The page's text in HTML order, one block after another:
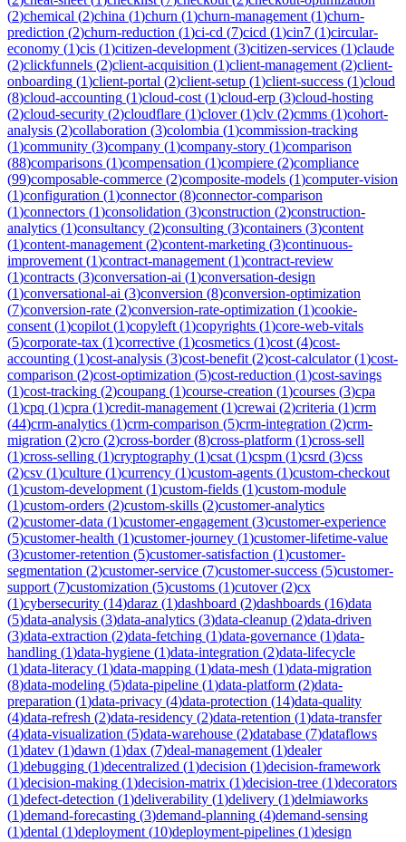
(2)chemical (2)china (1)churn (1)churn-management (1)churn-
prediction (2)churn-reduction (1)ci-cd (7)cicd (1)cin7 (1)circular-
economy (1)cis (1)citizen-development (3)citizen-services (1)claude
(2)clickfunnels (2)client-acquisition (1)client-management (2)client-
onboarding (1)client-portal (2)client-setup (1)client-success (1)cloud
(8)cloud-accounting (1)cloud-cost (1)cloud-erp (3)cloud-hosting
(2)cloud-security (2)cloudflare (1)clover(1)clv (2)cmms (1)cohort-
analysis (2)collaboration (3)colombia (1)commission-tracking
(1)community (3)company (1)company-story (1)comparison
(88)comparisons (1)compensation (1)compiere (2)compliance
(99)composable-commerce (2)composite-models (1)computer-vision
(1)configuration (1)connector(8)connector-comparison
(1)connectors (1)consolidation (3)construction (2)construction-
analytics (1)consultancy (2)consulting (3)containers (3)content
(1)content-management (2)content-marketing (3)continuous-
improvement (1)contract-management (1)contract-review
(1)contracts (3)conversation-ai (1)conversation-design
(1)conversational-ai (3)conversion (8)conversion-optimization
(7)conversion-rate (2)conversion-rate-optimization (1)cookie-
consent (1)copilot (1)copyleft (1)copyrights (1)core-web-vitals
(5)corporate-tax (1)corrective (1)cosmetics (1)cost (4)cost-
accounting (1)cost-analysis (3)cost-benefit (2)cost-calculator(1)cost-
comparison (2)cost-optimization (5)cost-reduction (1)cost-savings
(1)cost-tracking (2)coupang (1)course-creation (1)courses (3)cpa
(1)cpq (1)cpra (1)credit-management (1)crewai (2)criteria (1)crm
(44)crm-analytics (1)crm-comparison (5)crm-integration (2)crm-
migration (2)cro (2)cross-border(8)cross-platform (1)cross-sell
(1)cross-selling (1)cryptography (1)csat (1)cspm (1)csrd (3)css
(2)csv (1)culture (1)currency (1)custom-agents (1)custom-checkout
(1)custom-development (1)custom-fields (1)custom-module
(1)custom-orders (2)custom-skills (2)customer-analytics
(2)customer-data (1)customer-engagement (3)customer-experience
(5)customer-health (1)customer-journey (1)customer-lifetime-value
(3)customer-retention (5)customer-satisfaction (1)customer-
segmentation (2)customer-service (7)customer-success (5)customer-
support (7)customization (5)customs (1)cutover(2)cx
(1)cybersecurity (14)daraz (1)dashboard (2)dashboards (16)data
(5)data-analysis (3)data-analytics (3)data-cleanup (2)data-driven
(3)data-extraction (2)data-fetching (1)data-governance (1)data-
handling (1)data-hygiene (1)data-integration (2)data-lifecycle
(1)data-literacy (1)data-mapping (1)data-mesh (1)data-migration
(8)data-modeling (5)data-pipeline (1)data-platform (2)data-
preparation (1)data-privacy (4)data-protection (14)data-quality
(4)data-refresh (2)data-residency (2)data-retention (1)data-transfer
(4)data-visualization (5)data-warehouse (2)database (7)dataflows
(1)datev (1)dawn (1)dax (7)deal-management (1)dealer
(1)debugging (1)decentralized (1)decision (1)decision-framework
(1)decision-making (1)decision-matrix (1)decision-tree (1)decorators
(1)defect-detection (1)deliverability (1)delivery (1)delmiaworks
(1)demand-forecasting (3)demand-planning (4)demand-sensing
(1)dental (1)deployment (10)deployment-pipelines (1)design